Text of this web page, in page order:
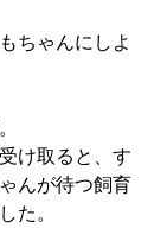
ちゃんにしよ
け取ると、す
んが待つ飼育
た。